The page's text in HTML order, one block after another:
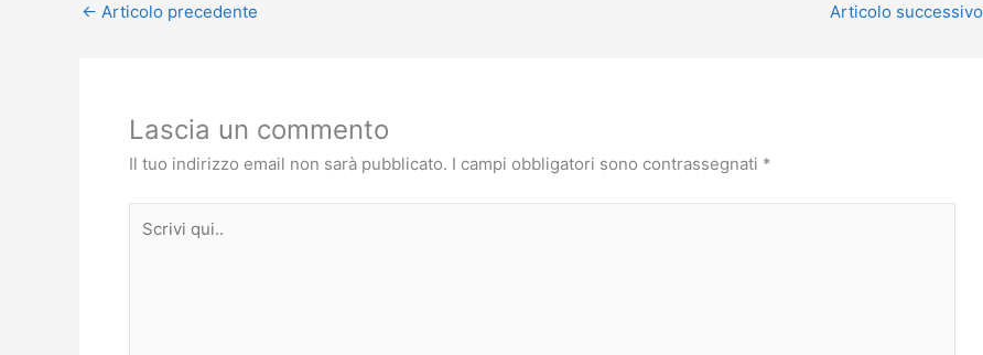
← Articolo precedente Articolo successivo
Lascia un commento
Il tuo indirizzo email non sarà pubblicato. I campi obbligatori sono contrassegnati *
qui..